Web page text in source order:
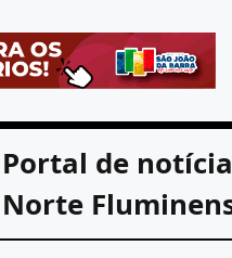
Portal de
Norte